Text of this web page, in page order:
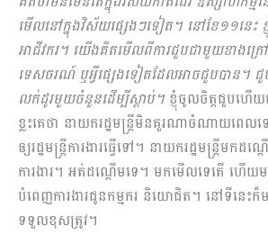
មើលនៅក្នុងវិស័យផ្សេងៗទៀត។ នៅខែ១១នេះ
អាជីវករ។ យើងគិតមើលពីការជួបជាមួយខាងក្រ
ទេសចរណ៍ ឬអ្វីផ្សេងទៀតដែលអាចជួបបាន។ ជួ
លក់ដូរមួយចំនួនដើម្បីស្ដាប់។ខ្ញុំចូលចិត្តជួបហើយ
ខ្លះគេថា នាយករដ្ឋមន្រ្តីមិនគួរណាចំណាយពេ
ឲ្យរដ្ឋមន្រ្តីការងារធ្វើទៅ។ នាយករដ្ឋមន្រ្តីមកដណ្ដ
ការងារ។ អត់ដណ្ដើមទេ។ មកមើលទេតើ ហើយ
បំពេញការងារជូនកម្មករ និយោជិត។ នៅទីនេះក៏ម
ទទួលខុសត្រូវ។